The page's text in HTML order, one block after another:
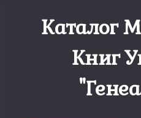
Каталог
Книг